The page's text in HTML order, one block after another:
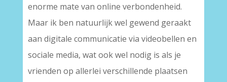
enorme mate van online verbondenheid.
Maar ik ben natuurlijk wel gewend geraakt
aan digitale communicatie via videobellen en
sociale media, wat ook wel nodig is als je
vrienden op allerlei verschillende plaatsen